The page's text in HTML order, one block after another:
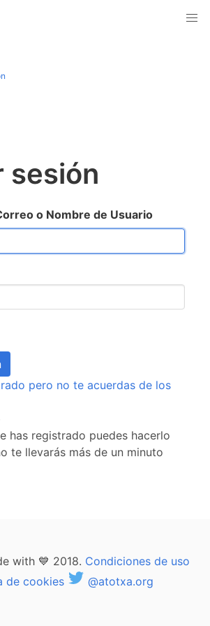
sesión
o Nombre de Usuario
pero no te acuerdas de los
has registrado puedes hacerlo
te llevarás más de un minuto
with 💙 2018. Condiciones de uso
de cookies
@atotxa.org